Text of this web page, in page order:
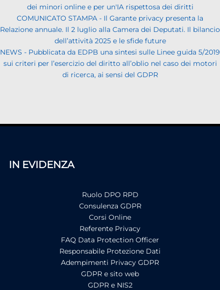
dei minori online e per un'IA rispettosa dei diritti
COMUNICATO STAMPA - Il Garante privacy presenta la
Relazione annuale. Il 2 luglio alla Camera dei Deputati. Il bilancio
dell’attività 2025 e le sfide future
NEWS - Pubblicata da EDPB una sintesi sulle Linee guida 5/2019
sui criteri per l’esercizio del diritto all’oblio nel caso dei motori
di ricerca, ai sensi del GDPR
IN EVIDENZA
Ruolo DPO RPD
Consulenza GDPR
Corsi Online
Referente Privacy
FAQ Data Protection Officer
Responsabile Protezione Dati
Adempimenti Privacy GDPR
GDPR e sito web
GDPR e NIS2